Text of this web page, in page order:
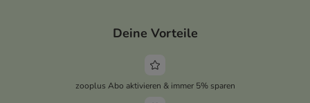
Deine Vorteile
zooplus Abo aktivieren & immer 5% sparen